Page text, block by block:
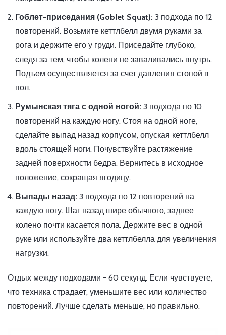
Гоблет-приседания (Goblet Squat): 3 подхода по 12
повторений. Возьмите кеттлбелл двумя руками за
рога и держите его у груди. Приседайте глубоко,
следя за тем, чтобы колени не заваливались внутрь.
Подъем осуществляется за счет давления стопой в
пол.
Румынская тяга с одной ногой: 3 подхода по 10
повторений на каждую ногу. Стоя на одной ноге,
сделайте выпад назад корпусом, опуская кеттлбелл
вдоль стоящей ноги. Почувствуйте растяжение
задней поверхности бедра. Вернитесь в исходное
положение, сокращая ягодицу.
Выпады назад: 3 подхода по 12 повторений на
каждую ногу. Шаг назад шире обычного, заднее
колено почти касается пола. Держите вес в одной
руке или используйте два кеттлбелла для увеличения
нагрузки.
Отдых между подходами - 60 секунд. Если чувствуете,
что техника страдает, уменьшите вес или количество
повторений. Лучше сделать меньше, но правильно.